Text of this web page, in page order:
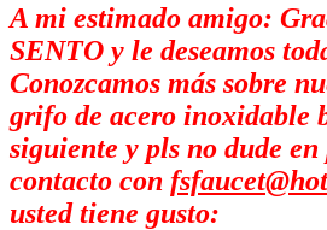
A mi estimado amigo:
SENTO y le deseamos
Conozcamos más sobre
grifo de acero inoxidable
siguiente y pls no dude
contacto con
usted tiene gusto: